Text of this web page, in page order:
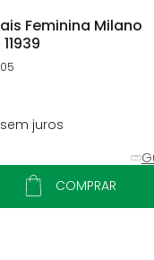
Feminina Milano
sem juros
COMPRAR